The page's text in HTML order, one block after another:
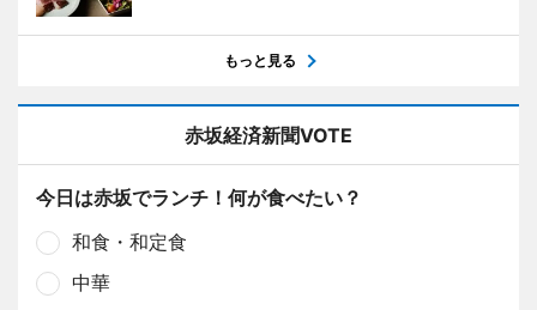
もっと見る
赤坂経済新聞VOTE
今日は赤坂でランチ！何が食べたい？
和食・和定食
中華